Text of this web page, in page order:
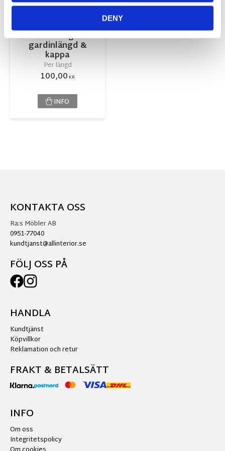
DENY
Fållning
gardinlängd &
kappa
Per längd
100,00 KR
INFO
KONTAKTA OSS
Ra:s Möbler AB
0951-77040
kundtjanst@allinterior.se
FÖLJ OSS PÅ
HANDLA
Kundtjänst
Köpvillkor
Reklamation och retur
FRAKT & BETALSÄTT
INFO
Om oss
Integritetspolicy